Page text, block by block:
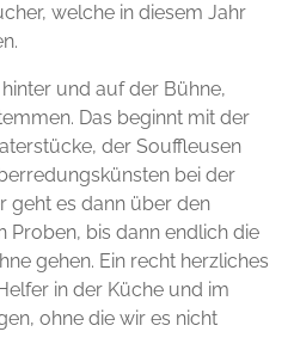
welche in diesem Jahr
und auf der Bühne,
Das beginnt mit der
der Souffleusen
bei der
geht es dann über den
Proben, bis dann endlich die
gehen. Ein recht herzliches
in der Küche und im
ohne die wir es nicht